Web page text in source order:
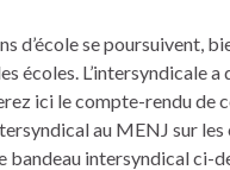
d’école se poursuivent,
écoles. L’intersyndicale a
ici le compte-rendu de
au MENJ sur les
intersyndical ci-